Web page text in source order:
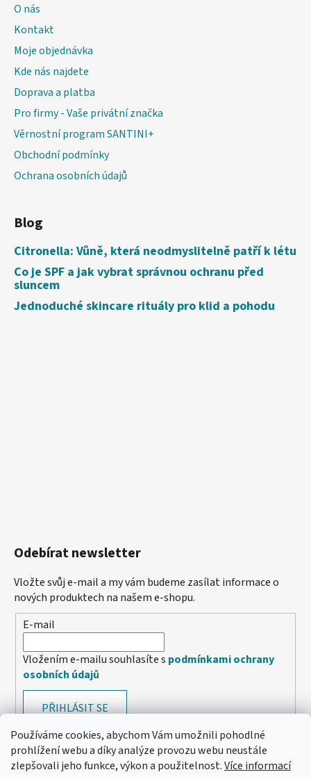
Používáme cookies, abychom Vám umožnili pohodlné
prohlížení webu a díky analýze provozu webu neustále
zlepšovali jeho funkce, výkon a použitelnost.Více informací
O nás
Kontakt
Moje objednávka
Kde nás najdete
Doprava a platba
Pro firmy - Vaše privátní značka
Věrnostní program SANTINI+
Obchodní podmínky
Ochrana osobních údajů
Blog
Citronella: Vůně, která neodmyslitelně patří k létu
Co je SPF a jak vybrat správnou ochranu před
sluncem
Jednoduché skincare rituály pro klid a pohodu
Odebírat newsletter
Vložte svůj e-mail a my vám budeme zasílat informace o
nových produktech na našem e-shopu.
E-mail
Vložením e-mailu souhlasíte s podmínkami ochrany
osobních údajů
PŘIHLÁSIT SE